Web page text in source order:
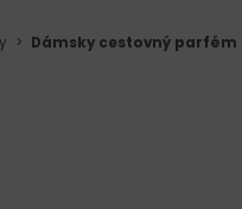
> Dámsky cestovný parfém